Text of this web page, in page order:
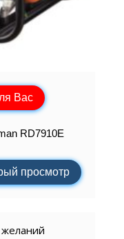
Вас
RD7910E
просмотр